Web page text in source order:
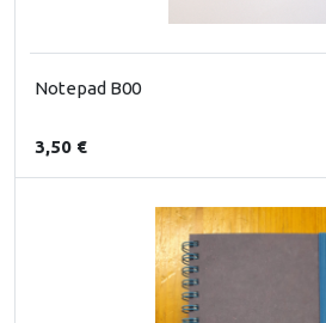
Notepad B00
3,50 €